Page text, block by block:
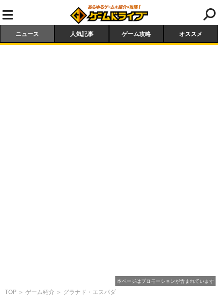
ニュース 人気記事 ゲーム攻略 オススメ
本ページはプロモーションが含まれています
TOP ＞ ゲーム紹介 ＞ グラナド・エスパダ